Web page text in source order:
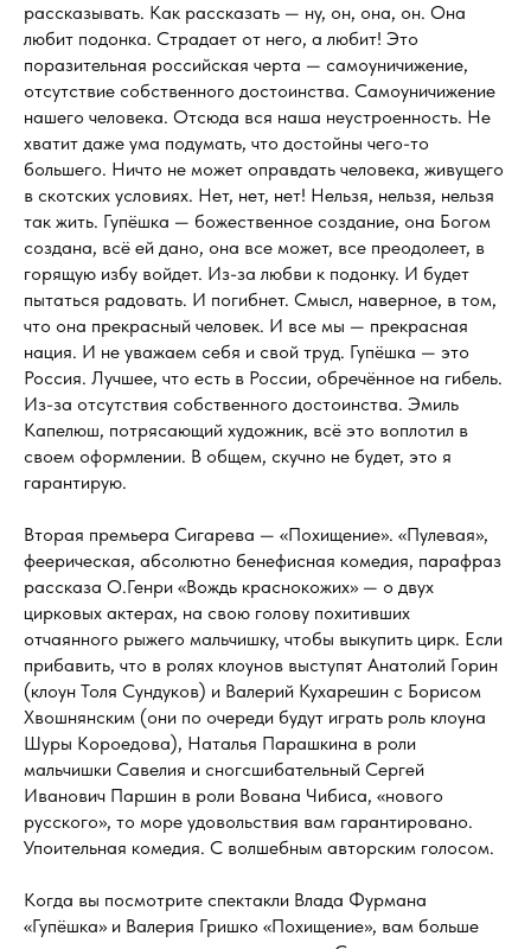
рассказывать. Как рассказать — ну, он, она, он. Она
любит подонка. Страдает от него, а любит! Это
поразительная российская черта — самоуничижение,
отсутствие собственного достоинства. Самоуничижение
нашего человека. Отсюда вся наша неустроенность. Не
хватит даже ума подумать, что достойны чего-то
большего. Ничто не может оправдать человека, живущего
в скотских условиях. Нет, нет, нет! Нельзя, нельзя, нельзя
так жить. Гупёшка — божественное создание, она Богом
создана, всё ей дано, она все может, все преодолеет, в
горящую избу войдет. Из-за любви к подонку. И будет
пытаться радовать. И погибнет. Смысл, наверное, в том,
что она прекрасный человек. И все мы — прекрасная
нация. И не уважаем себя и свой труд. Гупёшка — это
Россия. Лучшее, что есть в России, обречённое на гибель.
Из-за отсутствия собственного достоинства. Эмиль
Капелюш, потрясающий художник, всё это воплотил в
своем оформлении. В общем, скучно не будет, это я
гарантирую.
Вторая премьера Сигарева — «Похищение». «Пулевая»,
феерическая, абсолютно бенефисная комедия, парафраз
рассказа О.Генри «Вождь краснокожих» — о двух
цирковых актерах, на свою голову похитивших
отчаянного рыжего мальчишку, чтобы выкупить цирк. Если
прибавить, что в ролях клоунов выступят Анатолий Горин
(клоун Толя Сундуков) и Валерий Кухарешин с Борисом
Хвошнянским (они по очереди будут играть роль клоуна
Шуры Короедова), Наталья Парашкина в роли
мальчишки Савелия и сногсшибательный Сергей
Иванович Паршин в роли Вована Чибиса, «нового
русского», то море удовольствия вам гарантировано.
Упоительная комедия. С волшебным авторским голосом.
Когда вы посмотрите спектакли Влада Фурмана
«Гупёшка» и Валерия Гришко «Похищение», вам больше